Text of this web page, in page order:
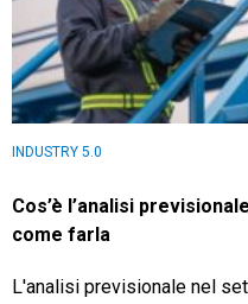
INDUSTRY 5.0
Cos’è l’analisi
come farla
L'analisi previsionale nel